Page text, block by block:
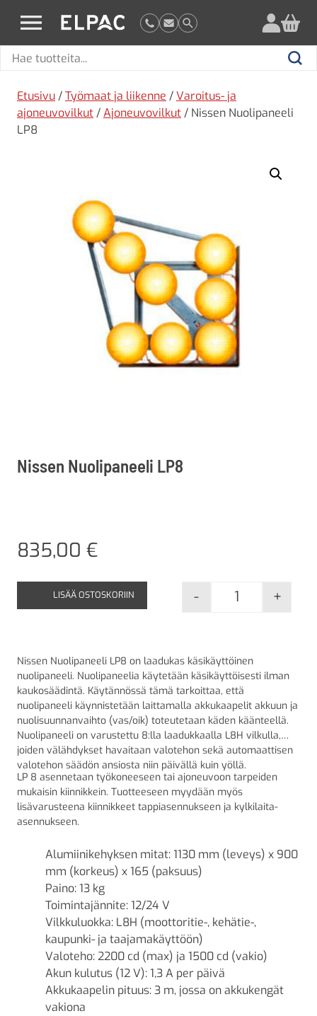
elpac.fi
Hae
Hae
Etusivu /Työmaat ja liikenne /Varoitus- ja
ajoneuvovilkut /Ajoneuvovilkut / Nissen Nuolipaneeli
LP8
Nissen Nuolipaneeli LP8
835,00 €
Nissen
- +
LISÄÄ OSTOSKORIIN
Nissen Nuolipaneeli LP8 on laadukas käsikäyttöinen
nuolipaneeli. Nuolipaneelia käytetään käsikäyttöisesti ilman
kaukosäädintä. Käytännössä tämä tarkoittaa, että
nuolipaneeli käynnistetään laittamalla akkukaapelit akkuun ja
nuolisuunnanvaihto (vas/oik) toteutetaan käden käänteellä.
Nuolipaneeli on varustettu 8:lla laadukkaalla L8H vilkulla,
joiden välähdykset havaitaan valotehon sekä automaattisen
valotehon säädön ansiosta niin päivällä kuin yöllä.
LP 8 asennetaan työkoneeseen tai ajoneuvoon tarpeiden
mukaisin kiinnikkein. Tuotteeseen myydään myös
lisävarusteena kiinnikkeet tappiasennukseen ja kylkilaita-
asennukseen.
Alumiinikehyksen mitat: 1130 mm (leveys) x 900
mm (korkeus) x 165 (paksuus)
Paino: 13 kg
Toimintajännite: 12/24 V
Vilkkuluokka: L8H (moottoritie-, kehätie-,
kaupunki- ja taajamakäyttöön)
Valoteho: 2200 cd (max) ja 1500 cd (vakio)
Akun kulutus (12 V): 1,3 A per päivä
Akkukaapelin pituus: 3 m, jossa on akkukengät
vakiona